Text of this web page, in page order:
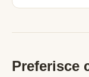
Preferisce